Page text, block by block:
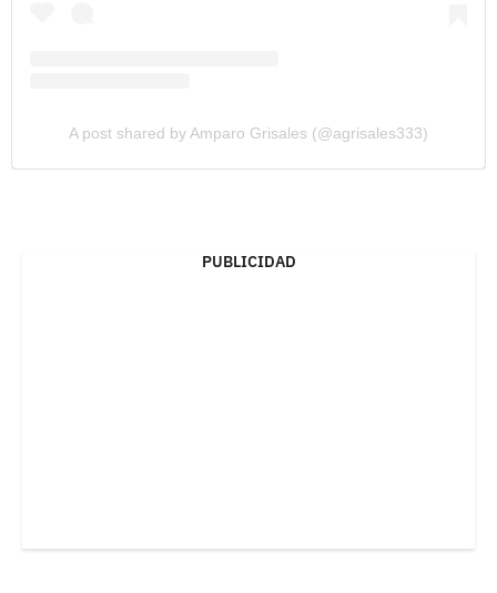
A post shared by Amparo Grisales (@agrisales333)
PUBLICIDAD